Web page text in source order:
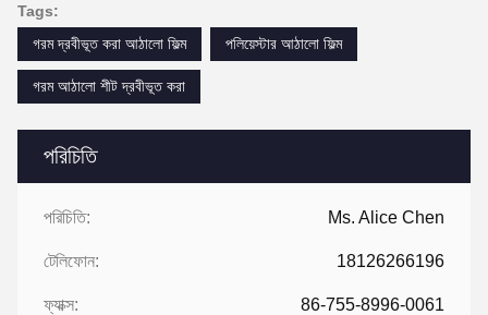
পরিচিতি
পরিচিতি: Ms. Alice Chen
টেলিফোন: 18126266196
ফ্যাক্স: 86-755-8996-0061
Tags:
গরম দ্রবীভূত করা আঠালো ফিল্ম
পলিয়েস্টার আঠালো ফিল্ম
গরম আঠালো শীট দ্রবীভূত করা